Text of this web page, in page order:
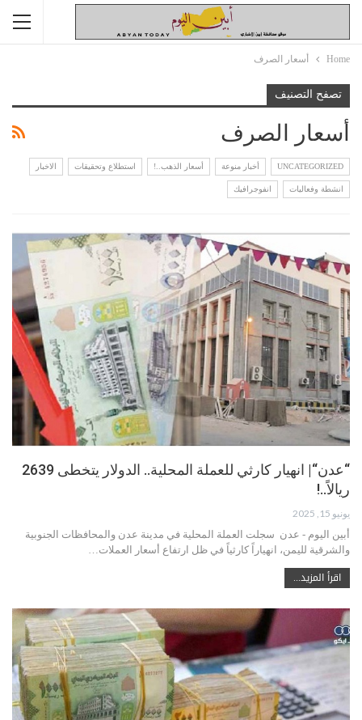
Home أسعار الصرف
تصفح التصنيف
أسعار الصرف
UNCATEGORIZED أخبار منوعة أسعار الذهب..! استطلاع وتحقيقات الاخبار
انشطة وفعاليات انفوجرافيك
“عدن“| انهيار كارثي للعملة المحلية.. الدولار يتخطى 2639
ريالاً..!
يونيو 15, 2025
أبين اليوم - عدن سجلت العملة المحلية في مدينة عدن والمحافظات الجنوبية
والشرقية لليمن، انهياراً كارثياً في ظل ارتفاع أسعار العملات…
اقرأ المزيد...